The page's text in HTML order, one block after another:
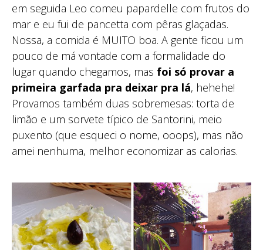
em seguida Leo comeu papardelle com frutos do
mar e eu fui de pancetta com pêras glaçadas.
Nossa, a comida é MUITO boa. A gente ficou um
pouco de má vontade com a formalidade do
lugar quando chegamos, mas foi só provar a
primeira garfada pra deixar pra lá, hehehe!
Provamos também duas sobremesas: torta de
limão e um sorvete típico de Santorini, meio
puxento (que esqueci o nome, ooops), mas não
amei nenhuma, melhor economizar as calorias.